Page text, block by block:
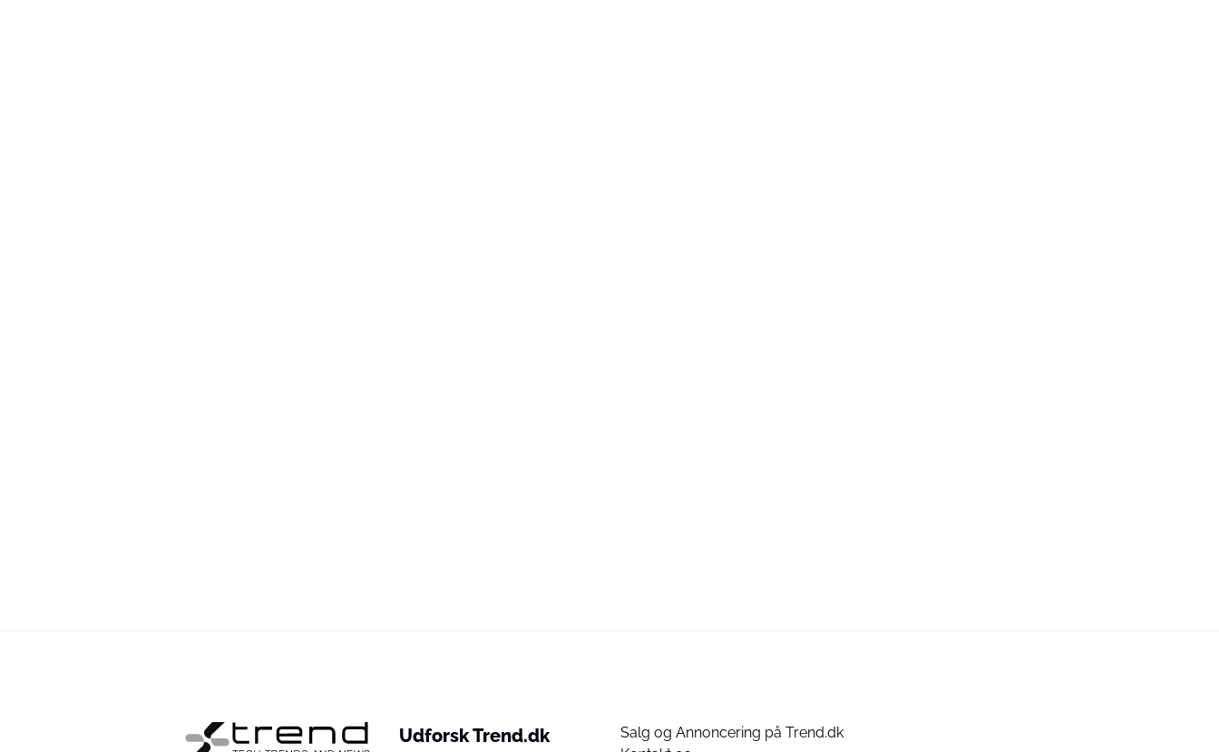
Udforsk Trend.dk
Salg og Annoncering på Trend.dk